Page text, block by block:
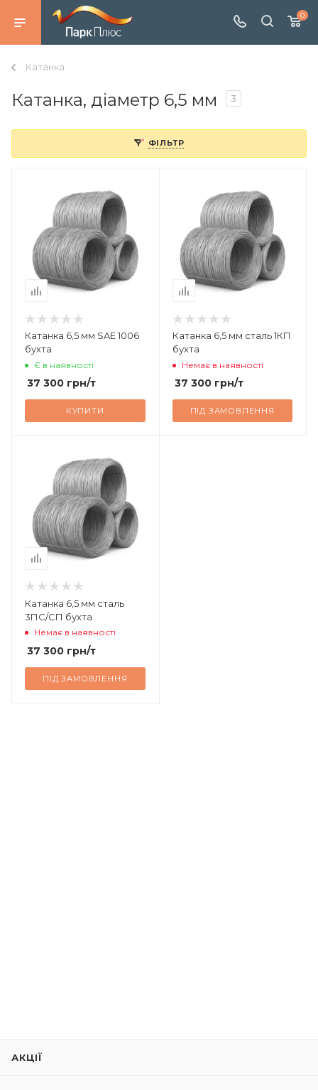
0
Катанка
Катанка, діаметр 6,5 мм 3
ФІЛЬТР
Катанка 6,5 мм SAE 1006
бухта
Є в наявності
37 300 грн/т
КУПИТИ
Катанка 6,5 мм сталь 1КП
бухта
Немає в наявності
37 300грн/т
ПІД ЗАМОВЛЕННЯ
Катанка 6,5 мм сталь
3ПС/СП бухта
Немає в наявності
37 300 грн/т
ПІД ЗАМОВЛЕННЯ
АКЦІЇ